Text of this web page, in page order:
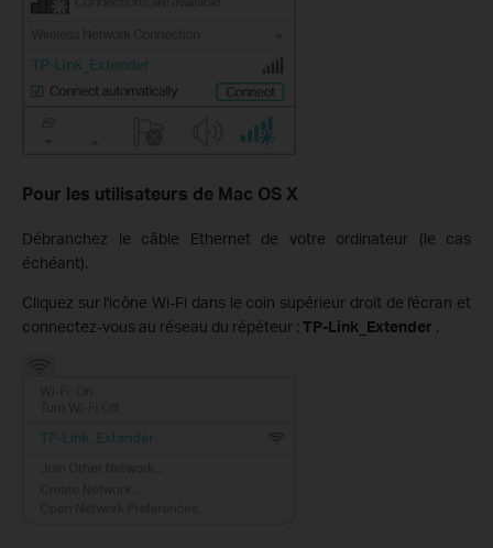
Pour les utilisateurs de Mac OS X
Débranchez le câble Ethernet de votre ordinateur (le cas
échéant).
Cliquez sur l'icône Wi-Fi dans le coin supérieur droit de l'écran et
connectez-vous au réseau du répéteur : TP-Link_Extender .